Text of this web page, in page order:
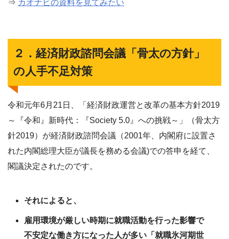
⇒ カオナビの資料を見てみたい
２．経済財政諮問会議「骨太の方針」
の人手不足対策
令和元年6月21日、「経済財政運営と改革の基本方針2019
～『令和』新時代：『Society 5.0』への挑戦～」（骨太方
針2019）が経済財政諮問会議（2001年、内閣府に設置さ
れた内閣総理大臣が議長を務める会議)での答申を経て、
閣議決定されたのです。
それによると、
雇用環境が厳しい時期に就職活動を行った影響で
不安定な働き方になった人が多い「就職氷河期世